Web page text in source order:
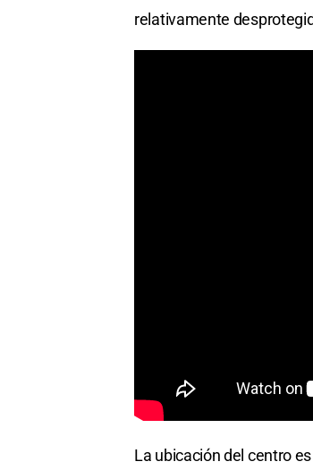
relativamente
La ubicación del centro